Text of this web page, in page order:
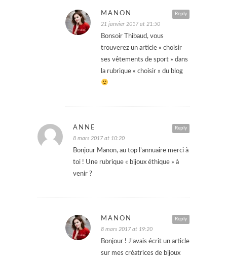
Reply
MANON
21 janvier 2017 at 21:50
Bonsoir Thibaud, vous
trouverez un article « choisir
ses vêtements de sport » dans
la rubrique « choisir » du blog
Reply
ANNE
8 mars 2017 at 10:20
Bonjour Manon, au top l’annuaire merci à
toi ! Une rubrique « bijoux éthique » à
venir ?
Reply
MANON
8 mars 2017 at 19:20
Bonjour ! J’avais écrit un article
sur mes créatrices de bijoux